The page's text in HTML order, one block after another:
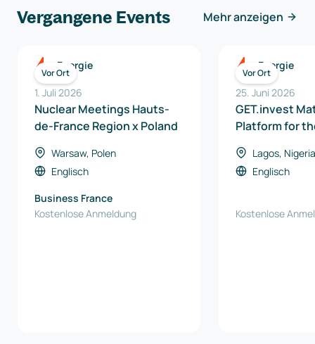
Vergangene Events Mehr anzeigen
Vor Ort
Energie
1. Juli 2026
Nuclear Meetings Hauts-
de-France Region x Poland
Warsaw, Polen
Englisch
Business France
Kostenlose Anmeldung
Vor Ort
Energie
25. Juni 2026
GET.invest
Platform for
Lagos, Nigeria
Englisch
Kostenlose